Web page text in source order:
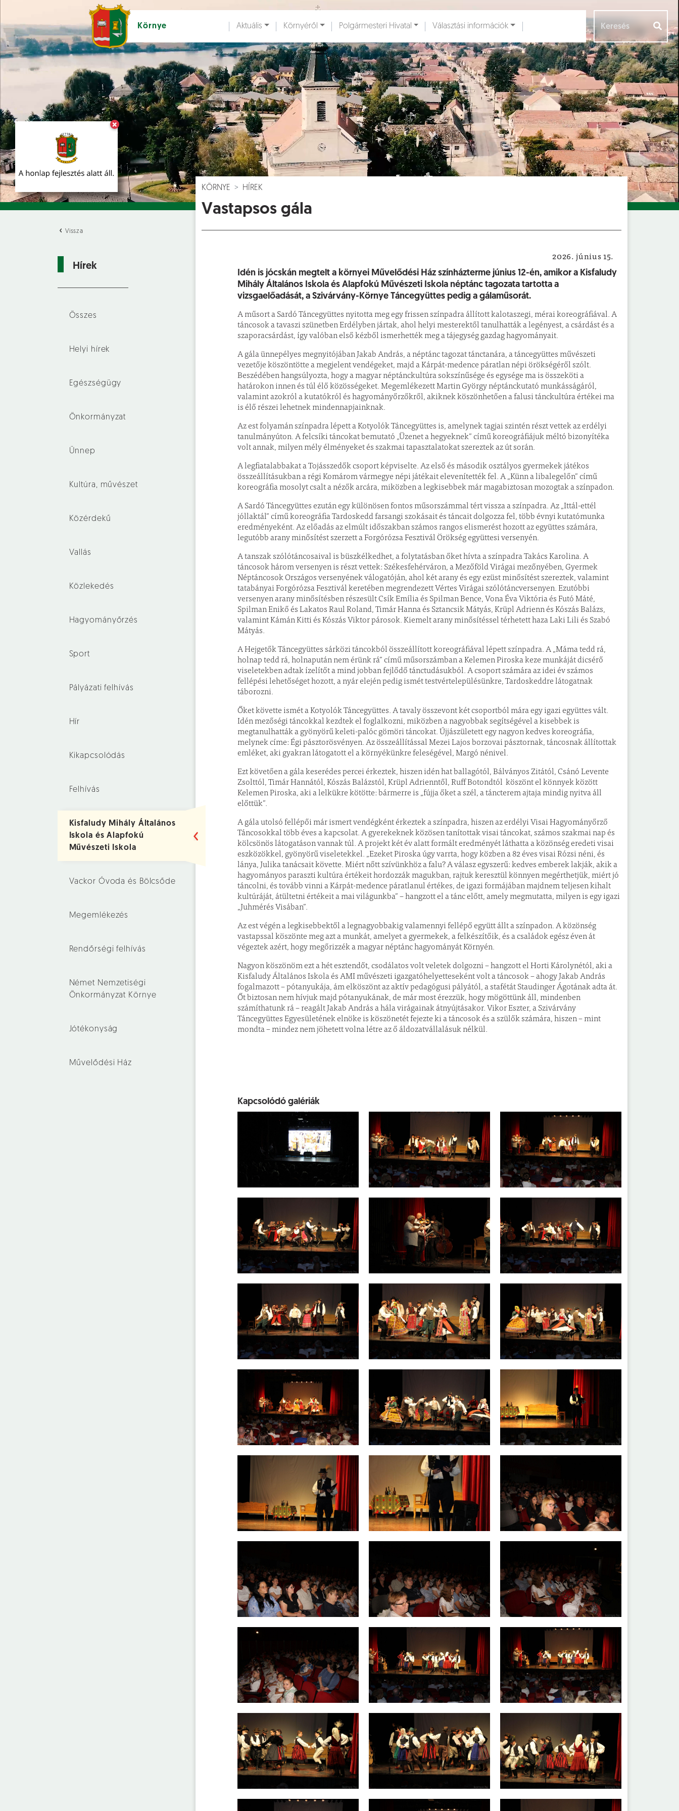
×
Környe
Ugrás a fő tartalomhoz
Aktuális Környéről Polgármesteri Hivatal Választási információk
Vissza
Hírek
Összes
Helyi hírek
Egészségügy
Önkormányzat
Ünnep
Kultúra, művészet
Közérdekű
Vallás
Közlekedés
Hagyományőrzés
Sport
Pályázati felhívás
Hír
Kikapcsolódás
Felhívás
Kisfaludy Mihály Általános
Iskola és Alapfokú
Művészeti Iskola
Vackor Óvoda és Bölcsőde
Megemlékezés
Rendőrségi felhívás
Német Nemzetiségi
Önkormányzat Környe
Jótékonyság
Művelődési Ház
KÖRNYE HÍREK
Vastapsos gála
Kisfaludy Mihály Általános Iskola és Alapfokú Művészeti Iskola
2026. június 15.
Idén is jócskán megtelt a környei Művelődési Ház színházterme június 12-én, amikor a Kisfaludy
Mihály Általános Iskola és Alapfokú Művészeti Iskola néptánc tagozata tartotta a
vizsgaelőadását, a Szivárvány-Környe Táncegyüttes pedig a gálaműsorát.
A műsort a Sardó Táncegyüttes nyitotta meg egy frissen színpadra állított kalotaszegi, mérai koreográfiával. A
táncosok a tavaszi szünetben Erdélyben jártak, ahol helyi mesterektől tanulhatták a legényest, a csárdást és a
szaporacsárdást, így valóban első kézből ismerhették meg a tájegység gazdag hagyományait.
A gála ünnepélyes megnyitójában Jakab András, a néptánc tagozat tánctanára, a táncegyüttes művészeti
vezetője köszöntötte a megjelent vendégeket, majd a Kárpát-medence páratlan népi örökségéről szólt.
Beszédében hangsúlyozta, hogy a magyar néptánckultúra sokszínűsége és egysége ma is összeköti a
határokon innen és túl élő közösségeket. Megemlékezett Martin György néptánckutató munkásságáról,
valamint azokról a kutatókról és hagyományőrzőkről, akiknek köszönhetően a falusi tánckultúra értékei ma
is élő részei lehetnek mindennapjainknak.
Az est folyamán színpadra lépett a Kotyolók Táncegyüttes is, amelynek tagjai szintén részt vettek az erdélyi
tanulmányúton. A felcsíki táncokat bemutató „Üzenet a hegyeknek” című koreográfiájuk méltó bizonyítéka
volt annak, milyen mély élményeket és szakmai tapasztalatokat szereztek az út során.
A legfiatalabbakat a Tojásszedők csoport képviselte. Az első és második osztályos gyermekek játékos
összeállításukban a régi Komárom vármegye népi játékait elevenítették fel. A „Künn a libalegelőn” című
koreográfia mosolyt csalt a nézők arcára, miközben a legkisebbek már magabiztosan mozogtak a színpadon.
A Sardó Táncegyüttes ezután egy különösen fontos műsorszámmal tért vissza a színpadra. Az „Ittál-ettél
jóllaktál” című koreográfia Tardoskedd farsangi szokásait és táncait dolgozza fel, több évnyi kutatómunka
eredményeként. Az előadás az elmúlt időszakban számos rangos elismerést hozott az együttes számára,
legutóbb arany minősítést szerzett a Forgórózsa Fesztivál Örökség együttesi versenyén.
A tanszak szólótáncosaival is büszkélkedhet, a folytatásban őket hívta a színpadra Takács Karolina. A
táncosok három versenyen is részt vettek: Székesfehérváron, a Mezőföld Virágai mezőnyében, Gyermek
Néptáncosok Országos versenyének válogatóján, ahol két arany és egy ezüst minősítést szereztek, valamint
tatabányai Forgórózsa Fesztivál keretében megrendezett Vértes Virágai szólótáncversenyen. Ezutóbbi
versenyen arany minősítésben részesült Csík Emília és Spilman Bence, Vona Éva Viktória és Futó Máté,
Spilman Enikő és Lakatos Raul Roland, Timár Hanna és Sztancsik Mátyás, Krüpl Adrienn és Kószás Balázs,
valamint Kámán Kitti és Kószás Viktor párosok. Kiemelt arany minősítéssel térhetett haza Laki Lili és Szabó
Mátyás.
A Hejgetők Táncegyüttes sárközi táncokból összeállított koreográfiával lépett színpadra. A „Máma tedd rá,
holnap tedd rá, holnapután nem érünk rá” című műsorszámban a Kelemen Piroska keze munkáját dicsérő
viseletekben adtak ízelítőt a mind jobban fejlődő tánctudásukból. A csoport számára az idei év számos
fellépési lehetőséget hozott, a nyár elején pedig ismét testvértelepülésünkre, Tardoskeddre látogatnak
táborozni.
Őket követte ismét a Kotyolók Táncegyüttes. A tavaly összevont két csoportból mára egy igazi együttes vált.
Idén mezőségi táncokkal kezdtek el foglalkozni, miközben a nagyobbak segítségével a kisebbek is
megtanulhatták a gyönyörű keleti-palóc gömöri táncokat. Újjászületett egy nagyon kedves koreográfia,
melynek címe: Égi pásztorösvényen. Az összeállítással Mezei Lajos borzovai pásztornak, táncosnak állítottak
emléket, aki gyakran látogatott el a környékünkre feleségével, Margó nénivel.
Ezt követően a gála keserédes percei érkeztek, hiszen idén hat ballagótól, Bálványos Zitától, Csánó Levente
Zsolttól, Timár Hannától, Kószás Balázstól, Krüpl Adrienntől, Ruff Botondtól köszönt el könnyek között
Kelemen Piroska, aki a lelkükre kötötte: bármerre is „fújja őket a szél, a táncterem ajtaja mindig nyitva áll
előttük”.
A gála utolsó fellépői már ismert vendégként érkeztek a színpadra, hiszen az erdélyi Visai Hagyományőrző
Táncosokkal több éves a kapcsolat. A gyerekeknek közösen tanítottak visai táncokat, számos szakmai nap és
kölcsönös látogatáson vannak túl. A projekt két év alatt formált eredményét láthatta a közönség eredeti visai
eszközökkel, gyönyörű viseletekkel. „Ezeket Piroska úgy varrta, hogy közben a 82 éves visai Rózsi néni, és
lánya, Julika tanácsait követte. Miért nőtt szívünkhöz a falu? A válasz egyszerű: kedves emberek lakják, akik a
hagyományos paraszti kultúra értékeit hordozzák magukban, rajtuk keresztül könnyen megérthetjük, miért jó
táncolni, és tovább vinni a Kárpát-medence páratlanul értékes, de igazi formájában majdnem teljesen kihalt
kultúráját, átültetni értékeit a mai világunkba” – hangzott el a tánc előtt, amely megmutatta, milyen is egy igazi
„Juhmérés Visában”.
Az est végén a legkisebbektől a legnagyobbakig valamennyi fellépő együtt állt a színpadon. A közönség
vastapssal köszönte meg azt a munkát, amelyet a gyermekek, a felkészítőik, és a családok egész éven át
végeztek azért, hogy megőrizzék a magyar néptánc hagyományát Környén.
Nagyon köszönöm ezt a hét esztendőt, csodálatos volt veletek dolgozni – hangzott el Horti Károlynétól, aki a
Kisfaludy Általános Iskola és AMI művészeti igazgatóhelyetteseként volt a táncosok – ahogy Jakab András
fogalmazott – pótanyukája, ám elköszönt az aktív pedagógusi pályától, a stafétát Staudinger Ágotának adta át.
Őt biztosan nem hívjuk majd pótanyukának, de már most érezzük, hogy mögöttünk áll, mindenben
számíthatunk rá – reagált Jakab András a hála virágainak átnyújtásakor. Vikor Eszter, a Szivárvány
Táncegyüttes Egyesületének elnöke is köszönetét fejezte ki a táncosok és a szülők számára, hiszen – mint
mondta – mindez nem jöhetett volna létre az ő áldozatvállalásuk nélkül.
Kapcsolódó galériák
Hírek [ Események [] Dokumentumok [] Aloldalak []